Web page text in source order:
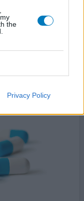
the
Privacy Policy
van
en eenvoudig.
zwangerschap.